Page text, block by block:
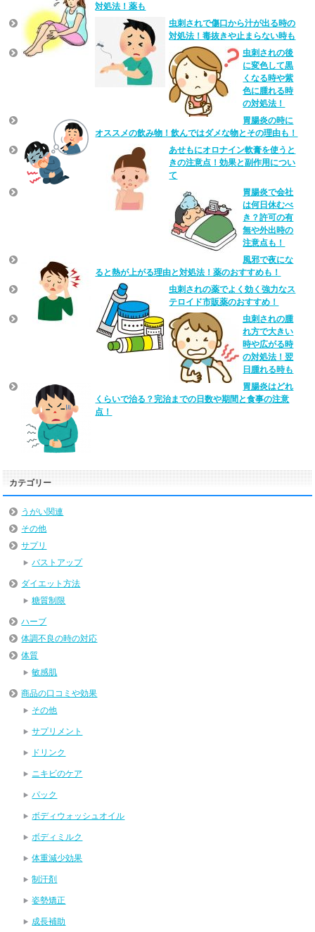
対処法！薬も
虫刺されで傷口から汁が出る時の
対処法！毒抜きや止まらない時も
虫刺されの後
に変色して黒
くなる時や紫
色に腫れる時
の対処法！
胃腸炎の時に
オススメの飲み物！飲んではダメな物とその理由も！
あせもにオロナイン軟膏を使うと
きの注意点！効果と副作用につい
て
胃腸炎で会社
は何日休むべ
き？許可の有
無や外出時の
注意点も！
風邪で夜にな
ると熱が上がる理由と対処法！薬のおすすめも！
虫刺されの薬でよく効く強力なス
テロイド市販薬のおすすめ！
虫刺されの腫
れ方で大きい
時や広がる時
の対処法！翌
日腫れる時も
胃腸炎はどれ
くらいで治る？完治までの日数や期間と食事の注意
点！
カテゴリー
うがい関連
その他
サプリ
バストアップ
ダイエット方法
糖質制限
ハーブ
体調不良の時の対応
体質
敏感肌
商品の口コミや効果
その他
サプリメント
ドリンク
ニキビのケア
パック
ボディウォッシュオイル
ボディミルク
体重減少効果
制汗剤
姿勢矯正
成長補助